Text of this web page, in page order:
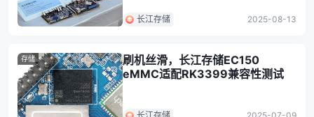
长江存储 2025-08-13
存储
刷机丝滑，长江存储EC150
eMMC适配RK3399兼容性测试